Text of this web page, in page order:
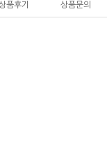
품후기 상품문의